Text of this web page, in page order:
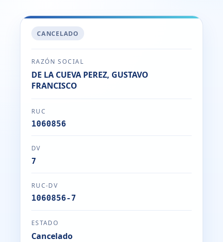
CANCELADO
RAZÓN SOCIAL
DE LA CUEVA PEREZ, GUSTAVO
FRANCISCO
RUC
1060856
DV
7
RUC-DV
1060856-7
ESTADO
Cancelado